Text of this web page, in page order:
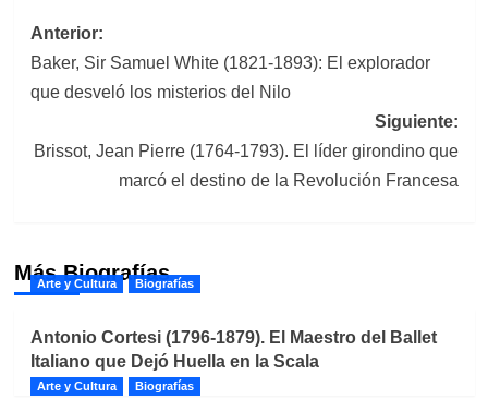
Navegación
de
entradas
Anterior:
Baker, Sir Samuel White (1821-1893): El explorador
que desveló los misterios del Nilo
Siguiente:
Brissot, Jean Pierre (1764-1793). El líder girondino que
marcó el destino de la Revolución Francesa
Más Biografías
Arte y Cultura Biografías
Antonio Cortesi (1796-1879). El Maestro del Ballet
Italiano que Dejó Huella en la Scala
Arte y Cultura Biografías